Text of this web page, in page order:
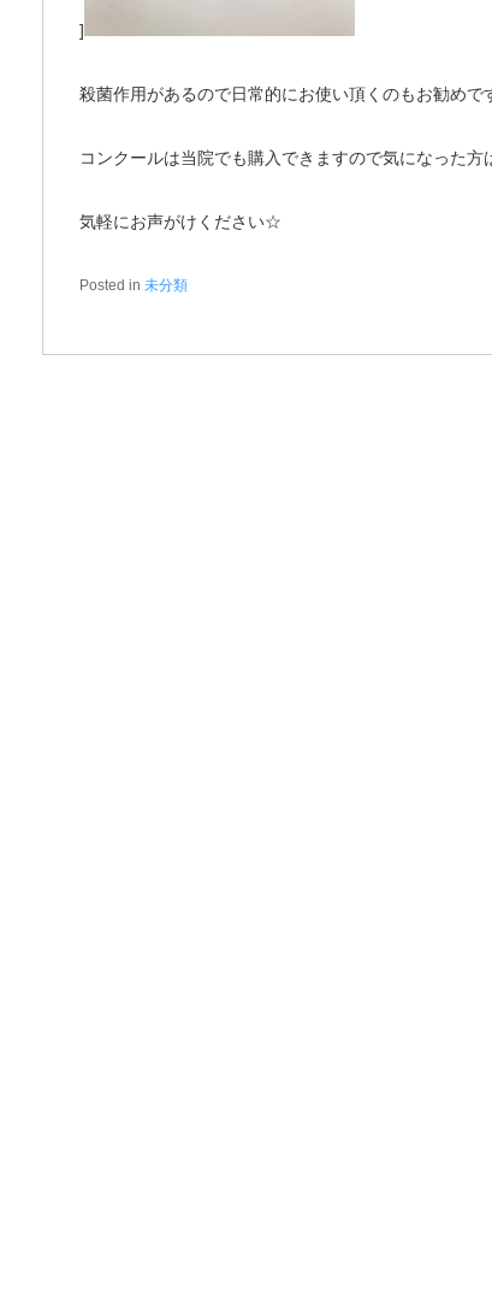
]
殺菌作用があるので日常的にお使い頂くのもお勧めで
コンクールは当院でも購入できますので気になった方
気軽にお声がけください☆
Posted in 未分類